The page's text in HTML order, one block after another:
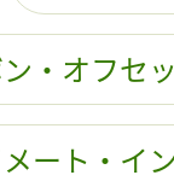
・オフセ
ート・イ